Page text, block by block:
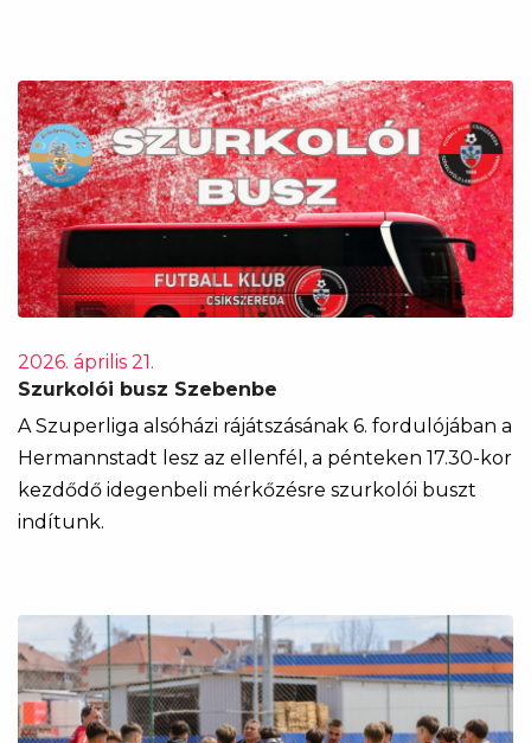
2026. április 21.
Szurkolói busz Szebenbe
A Szuperliga alsóházi rájátszásának 6. fordulójában a
Hermannstadt lesz az ellenfél, a pénteken 17.30-kor
kezdődő idegenbeli mérkőzésre szurkolói buszt
indítunk.